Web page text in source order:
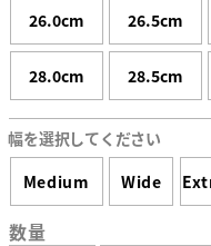
26.0cm 26.5cm
28.0cm 28.5cm
幅を選択してください
Medium
Wide
数量